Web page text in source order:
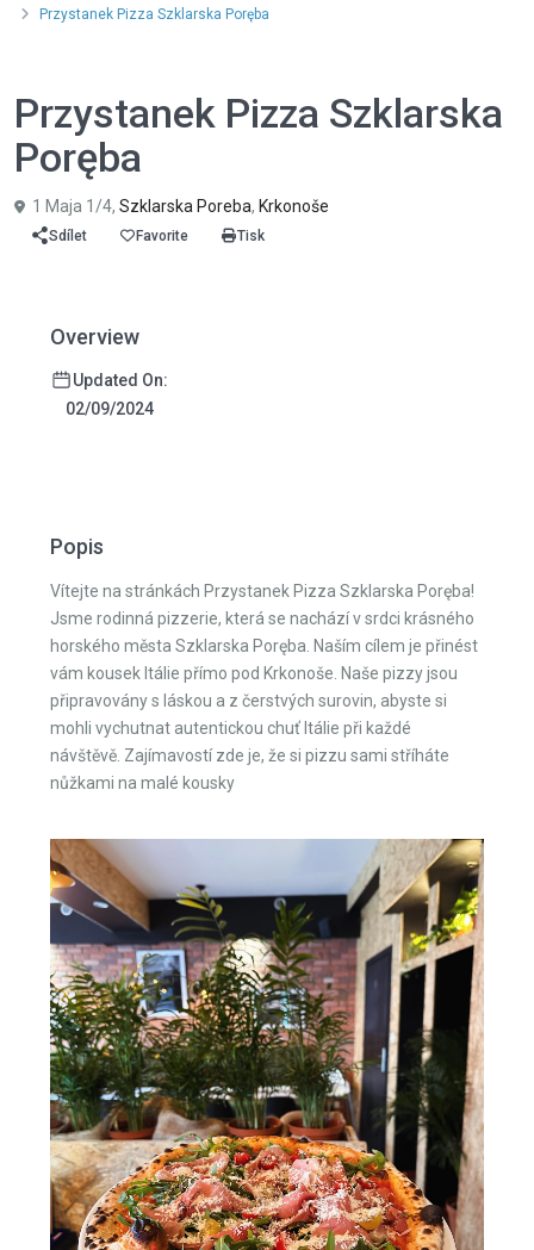
Przystanek Pizza Szklarska Poręba
Przystanek Pizza Szklarska
Poręba
1 Maja 1/4, Szklarska Poreba, Krkonoše
Sdílet Favorite Tisk
Overview
Updated On:
02/09/2024
Popis
Vítejte na stránkách Przystanek Pizza Szklarska Poręba!
Jsme rodinná pizzerie, která se nachází v srdci krásného
horského města Szklarska Poręba. Naším cílem je přinést
vám kousek Itálie přímo pod Krkonoše. Naše pizzy jsou
připravovány s láskou a z čerstvých surovin, abyste si
mohli vychutnat autentickou chuť Itálie při každé
návštěvě. Zajímavostí zde je, že si pizzu sami stříháte
nůžkami na malé kousky